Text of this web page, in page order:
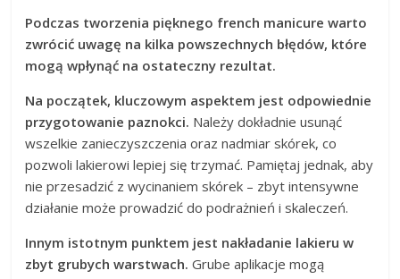
Podczas tworzenia pięknego french manicure warto
zwrócić uwagę na kilka powszechnych błędów, które
mogą wpłynąć na ostateczny rezultat.
Na początek, kluczowym aspektem jest odpowiednie
przygotowanie paznokci. Należy dokładnie usunąć
wszelkie zanieczyszczenia oraz nadmiar skórek, co
pozwoli lakierowi lepiej się trzymać. Pamiętaj jednak, aby
nie przesadzić z wycinaniem skórek – zbyt intensywne
działanie może prowadzić do podrażnień i skaleczeń.
Innym istotnym punktem jest nakładanie lakieru w
zbyt grubych warstwach. Grube aplikacje mogą